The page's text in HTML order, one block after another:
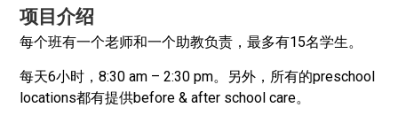
项目介绍
每个班有一个老师和一个助教负责，最多有15名学生。
每天6小时，8:30 am – 2:30 pm。另外，所有的preschool
locations都有提供before & after school care。